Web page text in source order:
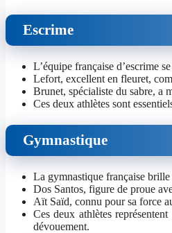
Escrime
L’équipe française d’escrime
Lefort, excellent en fleuret,
Brunet, spécialiste du sabre, a
Ces deux athlètes sont
Gymnastique
La gymnastique française
Dos Santos, figure de proue
Aït Saïd, connu pour sa force
Ces deux athlètes
dévouement.